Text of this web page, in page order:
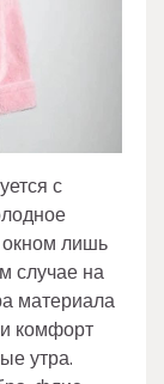
с
окном лишь
случае на
материала
комфорт
утра.